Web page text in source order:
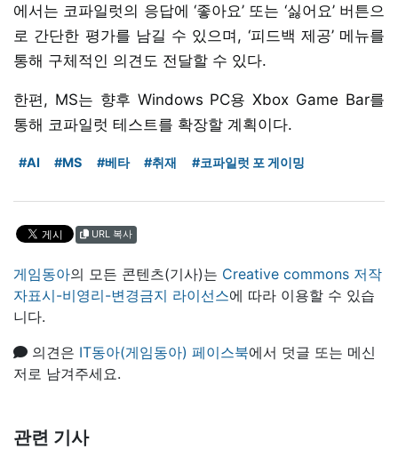
에서는 코파일럿의 응답에 ‘좋아요’ 또는 ‘싫어요’ 버튼으
로 간단한 평가를 남길 수 있으며, ‘피드백 제공’ 메뉴를
통해 구체적인 의견도 전달할 수 있다.
한편, MS는 향후 Windows PC용 Xbox Game Bar를
통해 코파일럿 테스트를 확장할 계획이다.
#AI #MS #베타 #취재 #코파일럿 포 게이밍
URL 복사
게임동아의 모든 콘텐츠(기사)는 Creative commons 저작
자표시-비영리-변경금지 라이선스에 따라 이용할 수 있습
니다.
의견은 IT동아(게임동아) 페이스북에서 덧글 또는 메신
저로 남겨주세요.
관련 기사